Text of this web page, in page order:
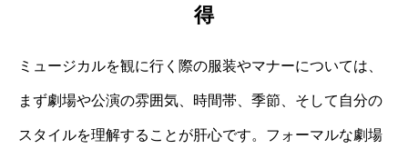
得
ミュージカルを観に行く際の服装やマナーについては、
まず劇場や公演の雰囲気、時間帯、季節、そして自分の
スタイルを理解することが肝心です。フォーマルな劇場